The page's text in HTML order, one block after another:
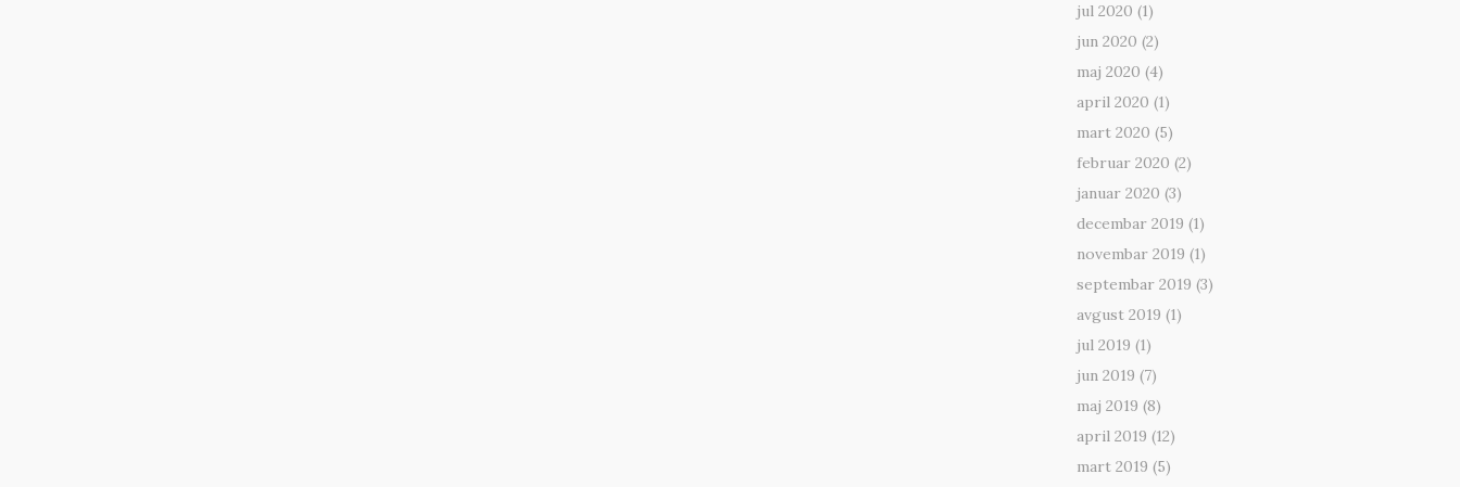
jul 2020 (1)
jun 2020 (2)
maj 2020 (4)
april 2020 (1)
mart 2020 (5)
februar 2020 (2)
januar 2020 (3)
decembar 2019 (1)
novembar 2019 (1)
septembar 2019 (3)
avgust 2019 (1)
jul 2019 (1)
jun 2019 (7)
maj 2019 (8)
april 2019 (12)
mart 2019 (5)